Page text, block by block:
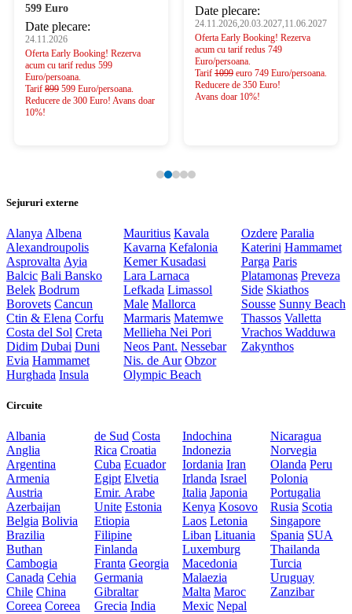
599 Euro
Date plecare:
24.11.2026
Oferta Early Booking! Rezerva
acum cu tarif redus 599
Euro/persoana.
Tarif 899 599 Euro/persoana.
Reducere de 300 Euro! Avans doar
10%!
Date plecare:
24.11.2026,20.03.2027,11.06.2027
Oferta Early Booking! Rezerva
acum cu tarif redus 749
Euro/persoana.
Tarif 1099 euro 749 Euro/persoana.
Reducere de 350 Euro!
Avans doar 10%!
Sejururi externe
Alanya Albena
Alexandroupolis
Asprovalta Ayia
Balcic Bali Bansko
Belek Bodrum
Borovets Cancun
Ctin & Elena Corfu
Costa del Sol Creta
Didim Dubai Duni
Evia Hammamet
Hurghada Insula
Mauritius Kavala
Kavarna Kefalonia
KemerKusadasi
LaraLarnaca
Lefkada Limassol
Male Mallorca
Marmaris Matemwe
MelliehaNei Pori
Neos Pant. Nessebar
Nis. de Aur Obzor
Olympic Beach
Ozdere Paralia
Katerini Hammamet
Parga Paris
Platamonas Preveza
Side Skiathos
Sousse Sunny Beach
Thassos Valletta
Vrachos Wadduwa
Zakynthos
Circuite
Albania
Anglia
Argentina
Armenia
Austria
Azerbaijan
Belgia Bolivia
Brazilia
Buthan
Cambogia
Canada Cehia
Chile China
Coreea Coreea
de Sud Costa
Rica Croatia
Cuba Ecuador
Egipt Elvetia
Emir. Arabe
Unite Estonia
Etiopia
Filipine
Finlanda
Franta Georgia
Germania
Gibraltar
Grecia India
Indochina
Indonezia
Iordania Iran
Irlanda Israel
Italia Japonia
Kenya Kosovo
Laos Letonia
Liban Lituania
Luxemburg
Macedonia
Malaezia
Malta Maroc
Mexic Nepal
Nicaragua
Norvegia
Olanda Peru
Polonia
Portugalia
Rusia Scotia
Singapore
Spania SUA
Thailanda
Turcia
Uruguay
Zanzibar